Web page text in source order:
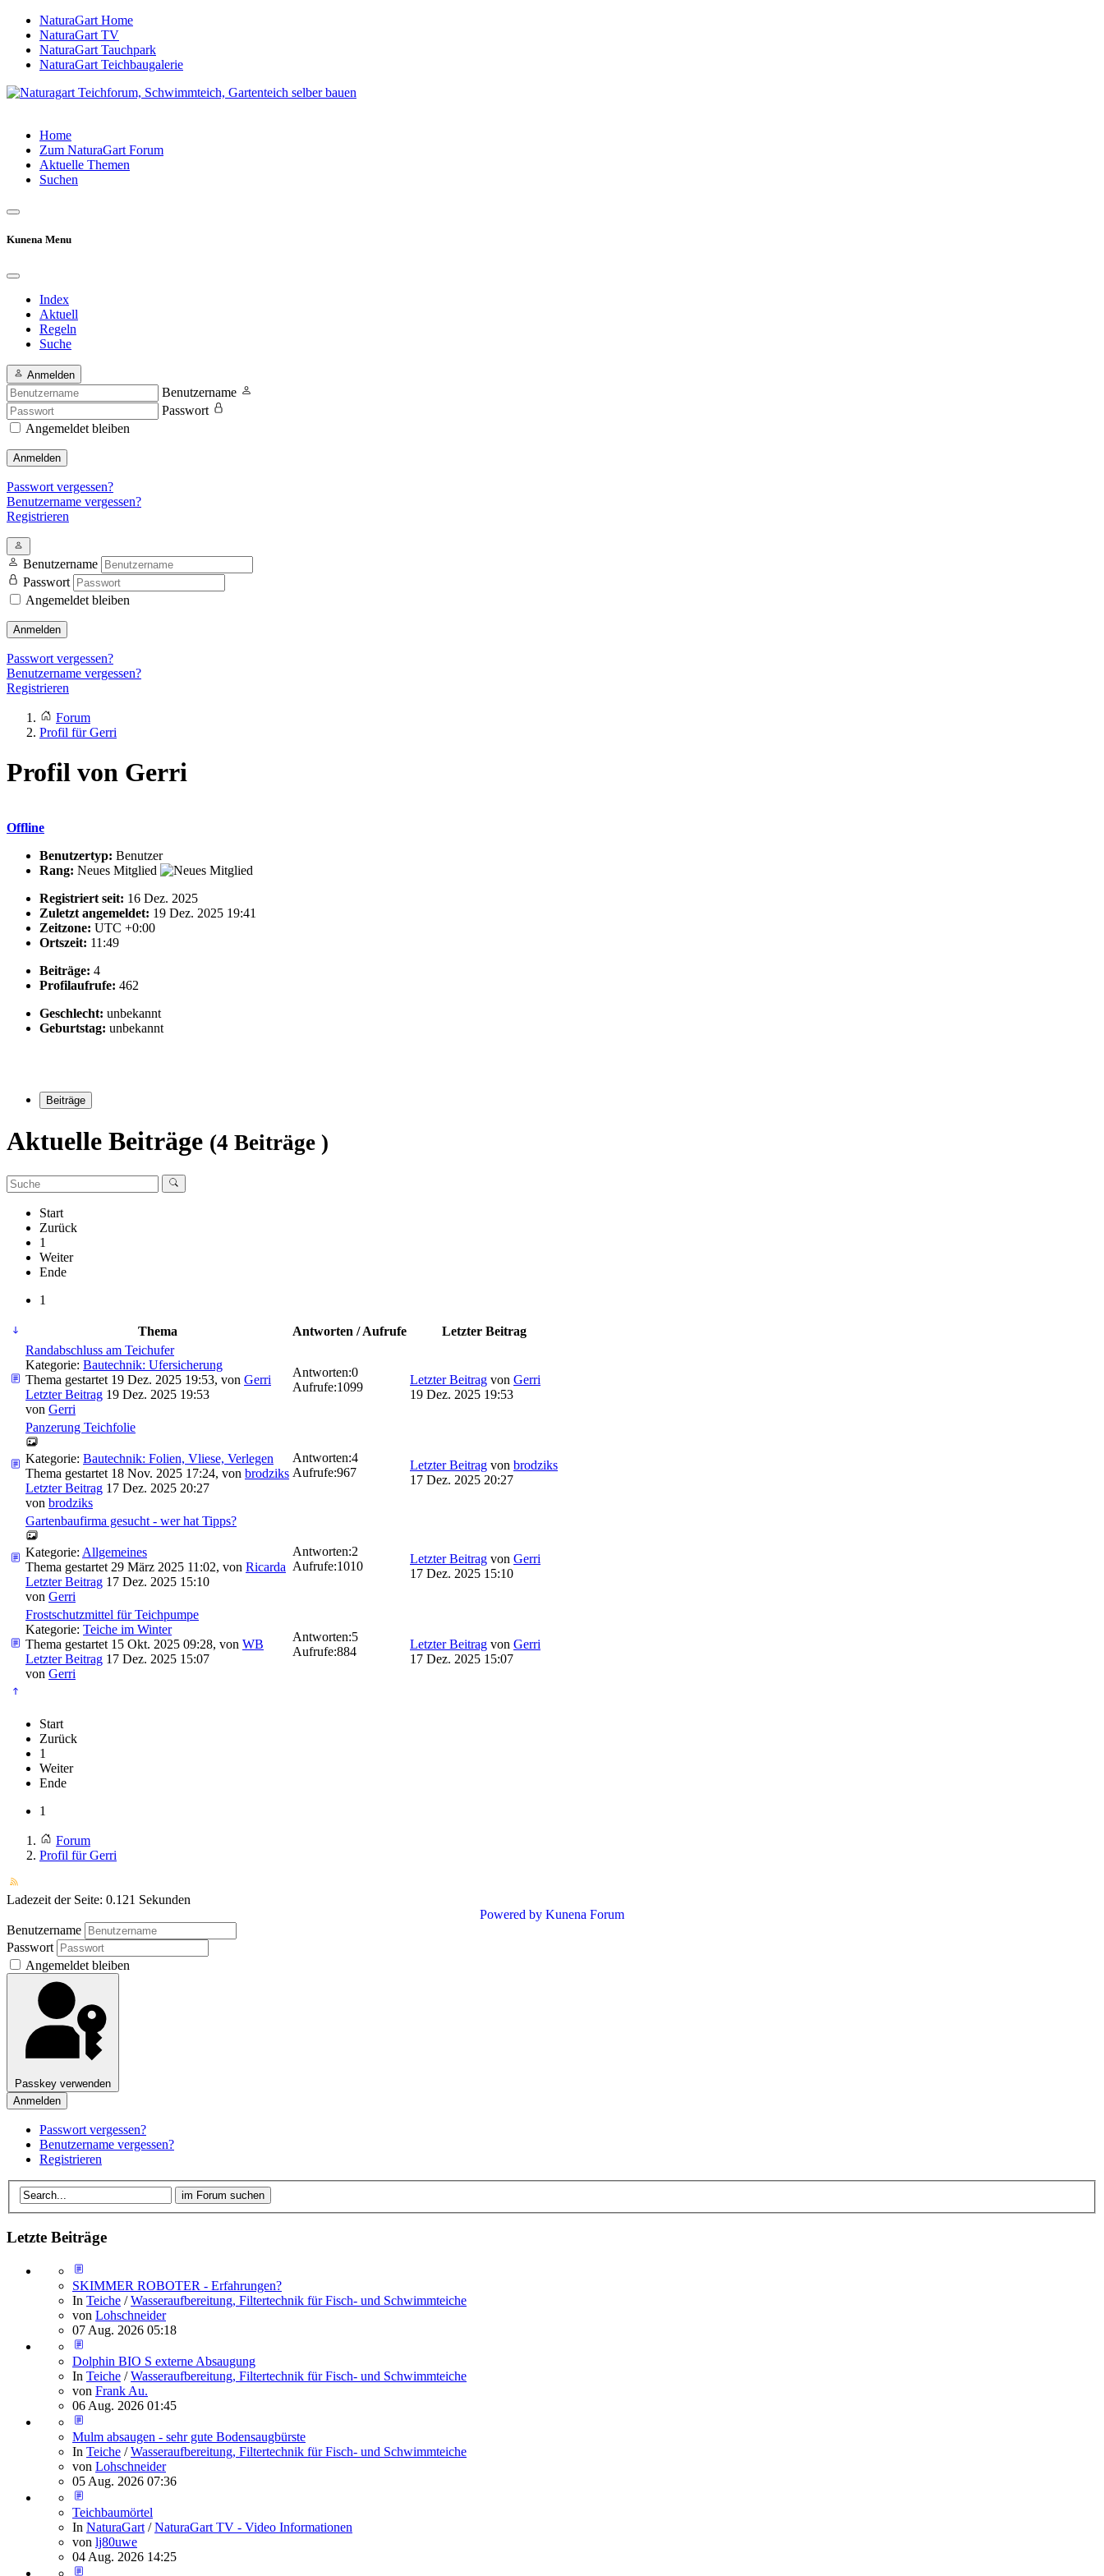
NaturaGart Home
NaturaGart TV
NaturaGart Tauchpark
NaturaGart Teichbaugalerie
Home
Zum NaturaGart Forum
Aktuelle Themen
Suchen
Kunena Menu
Index
Aktuell
Regeln
Suche
Anmelden
Benutzername
Passwort
Angemeldet bleiben
Anmelden
Passwort vergessen?
Benutzername vergessen?
Registrieren
Benutzername
Passwort
Angemeldet bleiben
Anmelden
Passwort vergessen?
Benutzername vergessen?
Registrieren
Forum
Profil für Gerri
Profil von Gerri
Offline
Benutzertyp: Benutzer
Rang: Neues Mitglied
Registriert seit: 16 Dez. 2025
Zuletzt angemeldet: 19 Dez. 2025 19:41
Zeitzone: UTC +0:00
Ortszeit: 11:49
Beiträge: 4
Profilaufrufe: 462
Geschlecht: unbekannt
Geburtstag: unbekannt
Beiträge
Aktuelle Beiträge (4 Beiträge )
Start
Zurück
1
Weiter
Ende
1
Thema Antworten / Aufrufe
Letzter Beitrag
Randabschluss am Teichufer
Kategorie: Bautechnik: Ufersicherung
Thema gestartet 19 Dez. 2025 19:53, von Gerri
Letzter Beitrag 19 Dez. 2025 19:53
von Gerri
Antworten:0
Aufrufe:1099
Letzter Beitrag von Gerri
19 Dez. 2025 19:53
Panzerung Teichfolie
Kategorie: Bautechnik: Folien, Vliese, Verlegen
Thema gestartet 18 Nov. 2025 17:24, von brodziks
Letzter Beitrag 17 Dez. 2025 20:27
von brodziks
Antworten:4
Aufrufe:967
Letzter Beitrag von brodziks
17 Dez. 2025 20:27
Gartenbaufirma gesucht - wer hat Tipps?
Kategorie: Allgemeines
Thema gestartet 29 März 2025 11:02, von Ricarda
Letzter Beitrag 17 Dez. 2025 15:10
von Gerri
Antworten:2
Aufrufe:1010
Letzter Beitrag von Gerri
17 Dez. 2025 15:10
Frostschutzmittel für Teichpumpe
Kategorie: Teiche im Winter
Thema gestartet 15 Okt. 2025 09:28, von WB
Letzter Beitrag 17 Dez. 2025 15:07
von Gerri
Antworten:5
Aufrufe:884
Letzter Beitrag von Gerri
17 Dez. 2025 15:07
Start
Zurück
1
Weiter
Ende
1
Forum
Profil für Gerri
Ladezeit der Seite: 0.121 Sekunden
Powered by Kunena Forum
Benutzername
Passwort
Angemeldet bleiben
Passkey verwenden
Anmelden
Passwort vergessen?
Benutzername vergessen?
Registrieren
Letzte Beiträge
SKIMMER ROBOTER - Erfahrungen?
In Teiche /Wasseraufbereitung, Filtertechnik für Fisch- und Schwimmteiche
von Lohschneider
07 Aug. 2026 05:18
Dolphin BIO S externe Absaugung
In Teiche /Wasseraufbereitung, Filtertechnik für Fisch- und Schwimmteiche
von Frank Au.
06 Aug. 2026 01:45
Mulm absaugen - sehr gute Bodensaugbürste
In Teiche /Wasseraufbereitung, Filtertechnik für Fisch- und Schwimmteiche
von Lohschneider
05 Aug. 2026 07:36
Teichbaumörtel
In NaturaGart /NaturaGart TV - Video Informationen
von lj80uwe
04 Aug. 2026 14:25